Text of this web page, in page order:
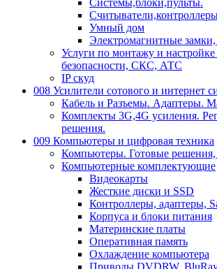
Системы,блоки,пульты.
Умный дом
Электромагнитные
Услуги по монтажу и
безопасности, СКС, АТС
IP скуд
008 Усилители сотового и интернет
Кабель и Разъемы. Адаптеры.
Комплекты 3G,4G усиления.
решения.
009 Компьютеры и цифровая техника
Компьютеры. Готовые
Компьютерные комплектующие
Видеокарты
Жесткие диски и SSD
Контроллеры, адаптеры,
Корпуса и блоки питания
Материнские платы
Оперативная память
Охлаждение компьютера